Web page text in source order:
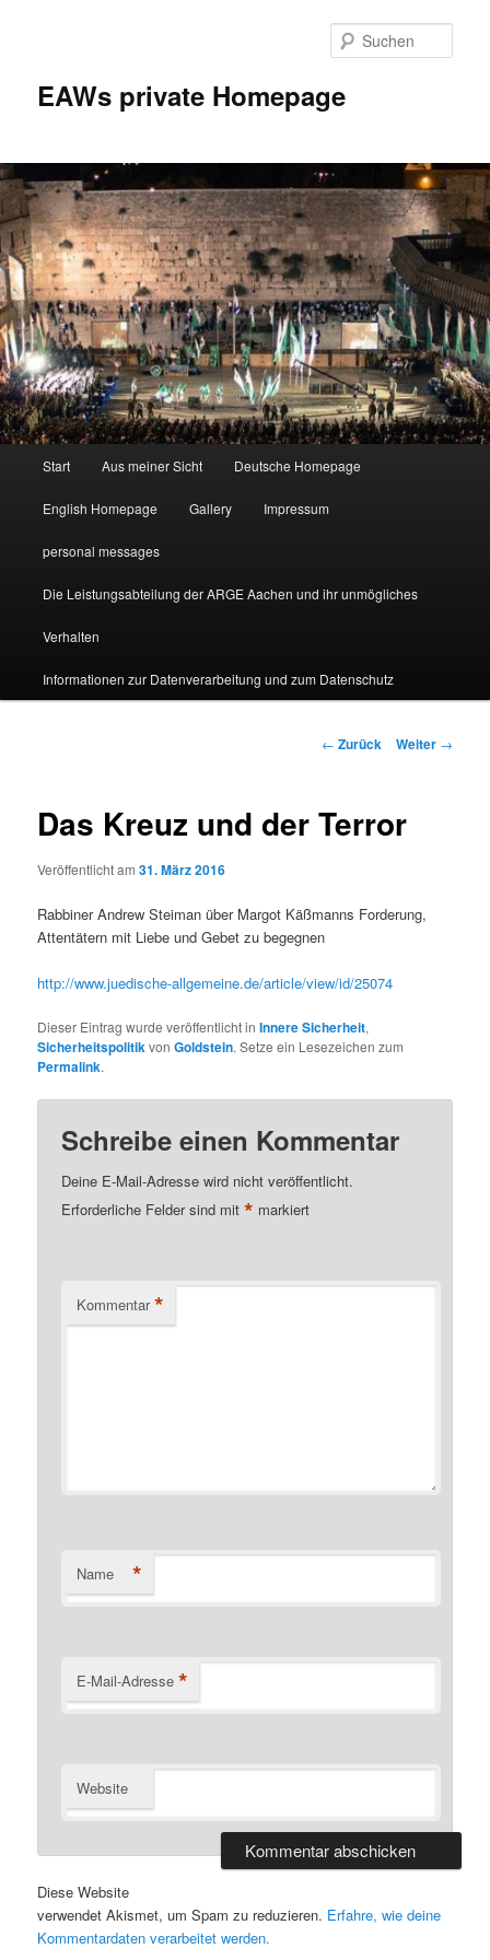
EAWs private Homepage
Start Aus meiner Sicht Deutsche Homepage
English Homepage Gallery Impressum
personal messages
Die Leistungsabteilung der ARGE Aachen und ihr unmögliches
Verhalten
Informationen zur Datenverarbeitung und zum Datenschutz
Beitragsnavigation
← Zurück Weiter →
Das Kreuz und der Terror
Veröffentlicht am31. März 2016
Rabbiner Andrew Steiman über Margot Käßmanns Forderung,
Attentätern mit Liebe und Gebet zu begegnen
http://www.juedische-allgemeine.de/article/view/id/25074
Dieser Eintrag wurde veröffentlicht inInnere Sicherheit,
SicherheitspolitikvonGoldstein. Setze ein Lesezeichen zum
Permalink.
Schreibe einen Kommentar
Deine E-Mail-Adresse wird nicht veröffentlicht.
Erforderliche Felder sind mit* markiert
Kommentar *
Name *
E-Mail-Adresse *
Website
Diese Website
verwendet Akismet, um Spam zu reduzieren. Erfahre, wie deine
Kommentardaten verarbeitet werden.